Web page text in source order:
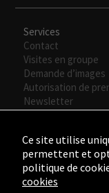
Services
Contact
Visites en groupe
Demande d’images
Autorisation de
Newsletter
Ce site utilise
permettent et
politique de
cookies